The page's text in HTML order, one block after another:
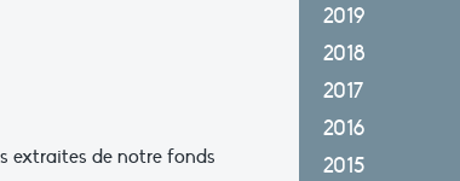
extraites de notre fonds
2019
2018
2017
2016
2015